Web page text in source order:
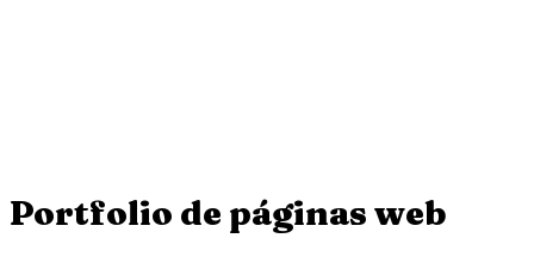
Portfolio de páginas web